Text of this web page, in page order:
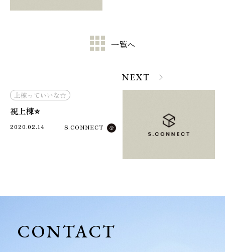
一覧へ
NEXT
上棟っていいな☆
祝上棟⭐️
2020.02.14 S.CONNECT
CONTACT